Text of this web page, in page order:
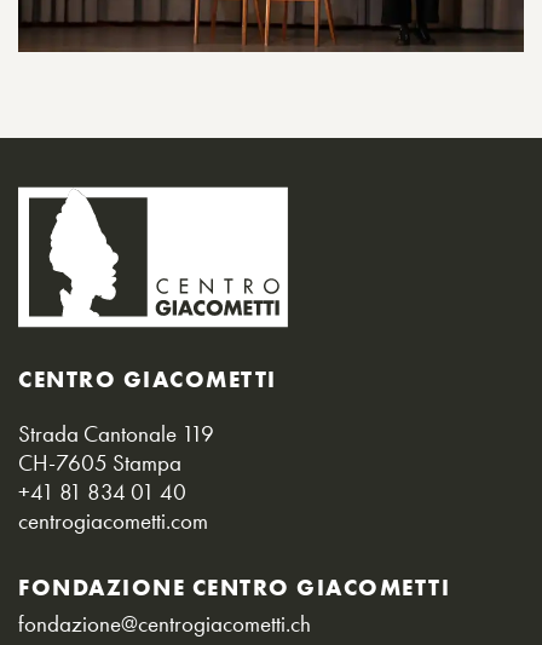
CENTRO GIACOMETTI
Strada Cantonale 119
CH-7605 Stampa
+41 81 834 01 40
centrogiacometti.com
FONDAZIONE CENTRO GIACOMETTI
fondazione@centrogiacometti.ch